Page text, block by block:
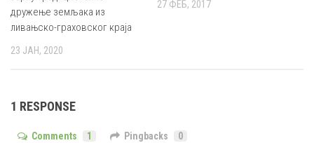
дружење земљака из
ливањско-граховског краја
23 ЈАН, 2020
27 ФЕБ, 2017
1 RESPONSE
Comments 1 Pingbacks 0